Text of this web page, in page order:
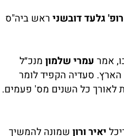
גלעד דובשני ראש ביה"ס
אמר עמרי שלמון מנכ״ל
סעדיה הקפיד לומר
לאורך כל השנים מס' פעמים.
יאיר ורון שמונה להמשיך